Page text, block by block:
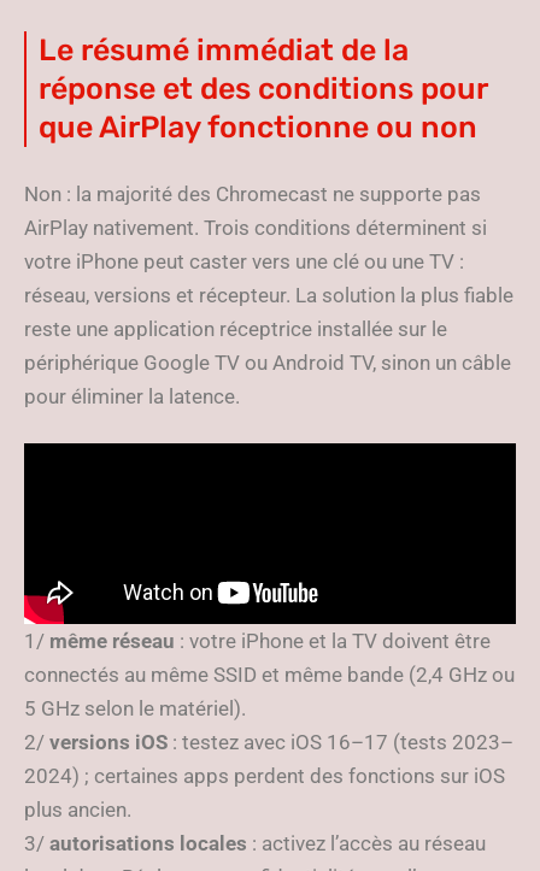
Le résumé immédiat de la
réponse et des conditions pour
que AirPlay fonctionne ou non
Non : la majorité des Chromecast ne supporte pas
AirPlay nativement. Trois conditions déterminent si
votre iPhone peut caster vers une clé ou une TV :
réseau, versions et récepteur. La solution la plus fiable
reste une application réceptrice installée sur le
périphérique Google TV ou Android TV, sinon un câble
pour éliminer la latence.
1/ même réseau : votre iPhone et la TV doivent être
connectés au même SSID et même bande (2,4 GHz ou
5 GHz selon le matériel).
2/ versions iOS : testez avec iOS 16–17 (tests 2023–
2024) ; certaines apps perdent des fonctions sur iOS
plus ancien.
3/ autorisations locales : activez l’accès au réseau